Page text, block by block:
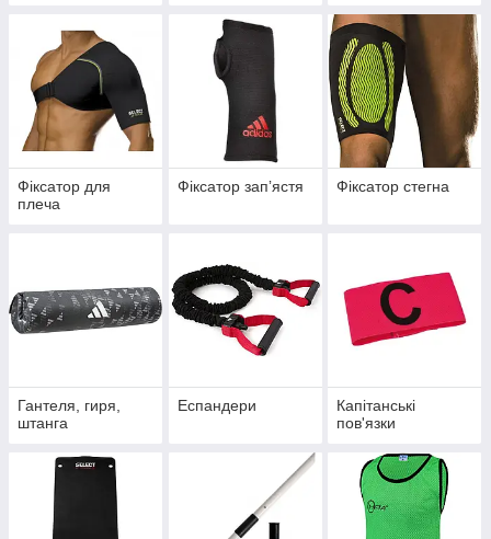
Фіксатор для
плеча
Фіксатор запʼястя Фіксатор стегна
Гантеля, гиря,
штанга
Еспандери
Капітанські
пов'язки